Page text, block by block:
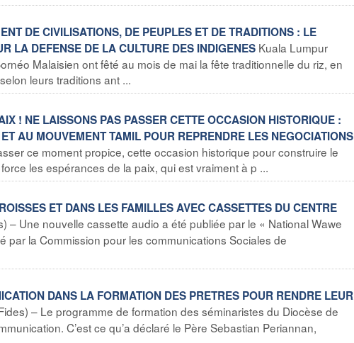
DE CIVILISATIONS, DE PEUPLES ET DE TRADITIONS : LE
LA DEFENSE DE LA CULTURE DES INDIGENES Kuala Lumpur
Malaisien ont fêté au mois de mai la fête traditionnelle du riz, en
leurs traditions ant ...
! NE LAISSONS PAS PASSER CETTE OCCASION HISTORIQUE :
AU MOUVEMENT TAMIL POUR REPRENDRE LES NEGOCIATIONS
ce moment propice, cette occasion historique pour construire le
les espérances de la paix, qui est vraiment à p ...
ET DANS LES FAMILLES AVEC CASSETTES DU CENTRE
– Une nouvelle cassette audio a été publiée par le « National Wawe
par la Commission pour les communications Sociales de
DANS LA FORMATION DES PRETRES POUR RENDRE LEUR
– Le programme de formation des séminaristes du Diocèse de
C’est ce qu’a déclaré le Père Sebastian Periannan,